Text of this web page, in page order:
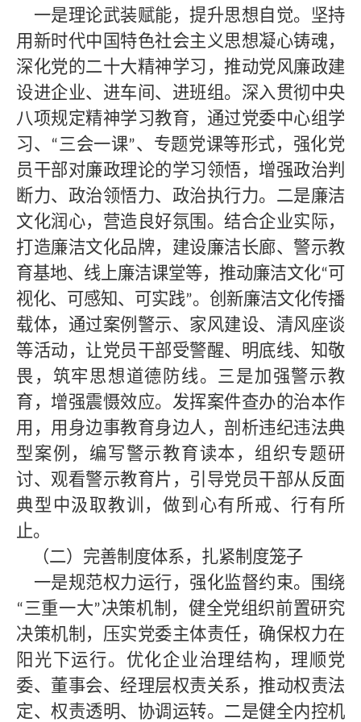
一是理论武装赋能，提升思想自觉。坚持
用新时代中国特色社会主义思想凝心铸魂，
深化党的二十大精神学习，推动党风廉政建
设进企业、进车间、进班组。 深入贯彻中央
八项规定精神学习教育， 通过党委中心组学
习、
“三会一课”、专题党课等形式，强化党
员干部对廉政理论的学习领悟，增强政治判
断力、政治领悟力、政治执行力。二是廉洁
文化润心，营造良好氛围。结合企业实际，
打造廉洁文化品牌，建设廉洁长廊、警示教
育基地、线上廉洁课堂等，推动廉洁文化“可
视化、可感知、可实践”。创新廉洁文化传播
载体，通过案例警示、家风建设、清风座谈
等活动，让党员干部受警醒、明底线、知敬
畏，筑牢思想道德防线。三是加强警示教
育，增强震慑效应。发挥案件查办的治本作
用，用身边事教育身边人，剖析违纪违法典
型案例，编写警示教育读本，组织专题研
讨、观看警示教育片，引导党员干部从反面
典型中汲取教训，做到心有所戒、行有所
止。
（二）完善制度体系，扎紧制度笼子
一是规范权力运行，强化监督约束。围绕
“三重一大”决策机制，健全党组织前置研究
决策机制，压实党委主体责任，确保权力在
阳光下运行。优化企业治理结构，理顺党
委、董事会、经理层权责关系，推动权责法
定、权责透明、协调运转。二是健全内控机